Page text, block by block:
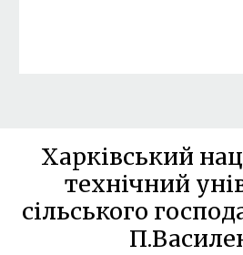
Харківський
технічний
сільського